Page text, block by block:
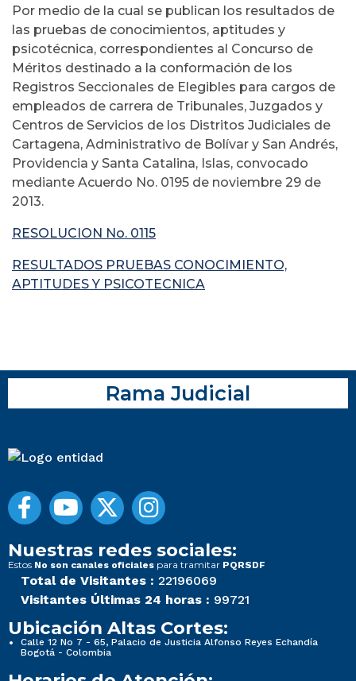
Por medio de la cual se publican los resultados de
las pruebas de conocimientos, aptitudes y
psicotécnica, correspondientes al Concurso de
Méritos destinado a la conformación de los
Registros Seccionales de Elegibles para cargos de
empleados de carrera de Tribunales, Juzgados y
Centros de Servicios de los Distritos Judiciales de
Cartagena, Administrativo de Bolívar y San Andrés,
Providencia y Santa Catalina, Islas, convocado
mediante Acuerdo No. 0195 de noviembre 29 de
2013.
RESOLUCION No. 0115
RESULTADOS PRUEBAS CONOCIMIENTO,
APTITUDES Y PSICOTECNICA
Rama Judicial
Nuestras redes sociales:
Estos No son canales oficiales para tramitar PQRSDF
Total de Visitantes : 22196069
Visitantes Últimas 24 horas : 99721
Ubicación Altas Cortes:
Calle 12 No 7 - 65, Palacio de Justicia Alfonso Reyes Echandía
Bogotá - Colombia